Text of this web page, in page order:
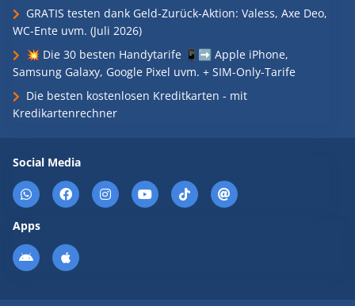
GRATIS testen dank Geld-Zurück-Aktion: Valess, Axe Deo,
WC-Ente uvm. (Juli 2026)
💥 Die 30 besten Handytarife 📱➡️ Apple iPhone,
Samsung Galaxy, Google Pixel uvm. + SIM-Only-Tarife
Die besten kostenlosen Kreditkarten - mit
Kredikartenrechner
Social Media
Apps